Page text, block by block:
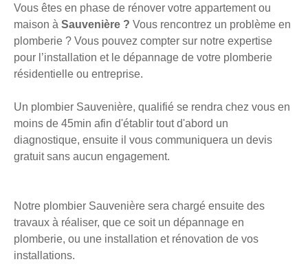
Vous êtes en phase de rénover votre appartement ou
maison à Sauvenière ? Vous rencontrez un problème en
plomberie ? Vous pouvez compter sur notre expertise
pour l’installation et le dépannage de votre plomberie
résidentielle ou entreprise.
Un plombier Sauvenière, qualifié se rendra chez vous en
moins de 45min afin d'établir tout d'abord un
diagnostique, ensuite il vous communiquera un devis
gratuit sans aucun engagement.
Notre plombier Sauvenière sera chargé ensuite des
travaux à réaliser, que ce soit un dépannage en
plomberie, ou une installation et rénovation de vos
installations.